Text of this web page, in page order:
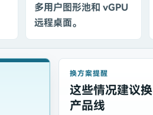
多用户图形池和 vGPU
远程桌面。
换方案提醒
这些情况建议换
产品线